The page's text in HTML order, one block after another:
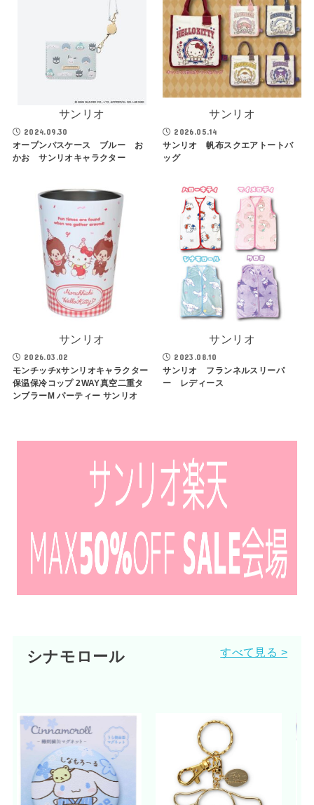
サンリオ
2024.09.30
オープンパスケース ブルー お
かお サンリオキャラクター
サンリオ
2026.05.14
サンリオ 帆布スクエアトートバ
ッグ
サンリオ
2026.03.02
モンチッチxサンリオキャラクター
保温保冷コップ 2WAY真空二重タ
ンブラーM パーティー サンリオ
サンリオ
2023.08.10
サンリオ フランネルスリーパ
ー レディース
シナモロール すべて見る >